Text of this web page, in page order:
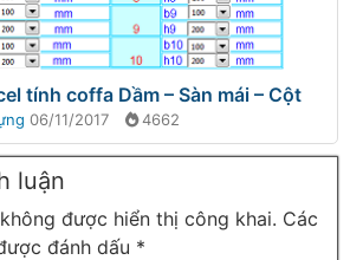
tính coffa Dầm – Sàn mái – Cột
06/11/2017 4662
luận
được hiển thị công khai. Các
đánh dấu *